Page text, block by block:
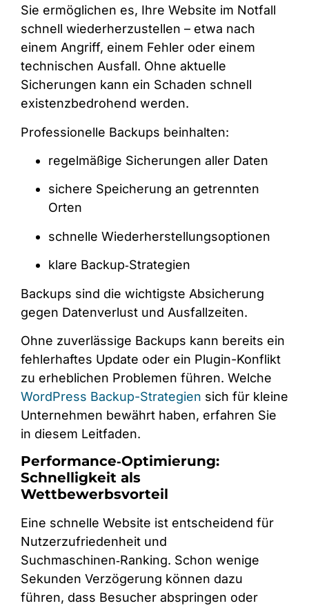
Sie ermöglichen es, Ihre Website im Notfall
schnell wiederherzustellen – etwa nach
einem Angriff, einem Fehler oder einem
technischen Ausfall. Ohne aktuelle
Sicherungen kann ein Schaden schnell
existenzbedrohend werden.
Professionelle Backups beinhalten:
regelmäßige Sicherungen aller Daten
sichere Speicherung an getrennten
Orten
schnelle Wiederherstellungsoptionen
klare Backup‑Strategien
Backups sind die wichtigste Absicherung
gegen Datenverlust und Ausfallzeiten.
Ohne zuverlässige Backups kann bereits ein
fehlerhaftes Update oder ein Plugin-Konflikt
zu erheblichen Problemen führen. Welche
WordPress Backup-Strategien sich für kleine
Unternehmen bewährt haben, erfahren Sie
in diesem Leitfaden.
Performance‑Optimierung:
Schnelligkeit als
Wettbewerbsvorteil
Eine schnelle Website ist entscheidend für
Nutzerzufriedenheit und
Suchmaschinen‑Ranking. Schon wenige
Sekunden Verzögerung können dazu
führen, dass Besucher abspringen oder